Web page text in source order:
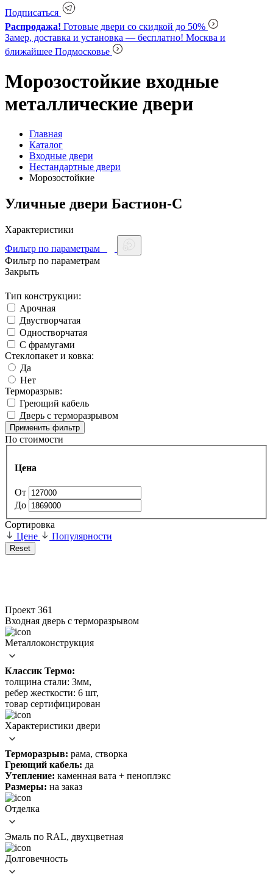
Подписаться
Распродажа! Готовые двери со скидкой до 50%
Замер, доставка и установка — бесплатно! Москва и
ближайшее Подмосковье
Морозостойкие входные
металлические двери
Главная
Каталог
Входные двери
Нестандартные двери
Морозостойкие
Уличные двери Бастион-С
Характеристики
Фильтр по параметрам
Фильтр по параметрам
Закрыть
Тип конструкции:
Арочная
Двустворчатая
Одностворчатая
С фрамугами
Стеклопакет и ковка:
Да
Нет
Терморазрыв:
Греющий кабель
Дверь с терморазрывом
Применить фильтр
По стоимости
Цена
От
До
Сортировка
Цене
Популярности
Reset
Проект 361
Входная дверь c терморазрывом
Металлоконструкция
Классик Термо:
толщина стали: 3мм,
ребер жесткости: 6 шт,
товар сертифицирован
Характеристики двери
Терморазрыв: рама, створка
Греющий кабель: да
Утепление: каменная вата + пеноплэкс
Размеры: на заказ
Отделка
Эмаль по RAL, двухцветная
Долговечность